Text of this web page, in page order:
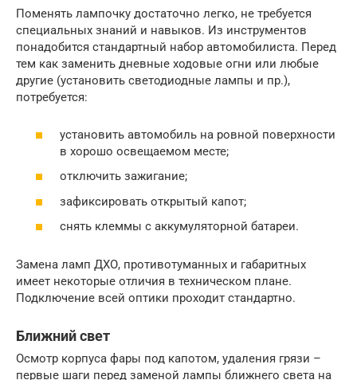
Поменять лампочку достаточно легко, не требуется
специальных знаний и навыков. Из инструментов
понадобится стандартный набор автомобилиста. Перед
тем как заменить дневные ходовые огни или любые
другие (установить светодиодные лампы и пр.),
потребуется:
установить автомобиль на ровной поверхности
в хорошо освещаемом месте;
отключить зажигание;
зафиксировать открытый капот;
снять клеммы с аккумуляторной батареи.
Замена ламп ДХО, противотуманных и габаритных
имеет некоторые отличия в техническом плане.
Подключение всей оптики проходит стандартно.
Ближний свет
Осмотр корпуса фары под капотом, удаления грязи –
первые шаги перед заменой лампы ближнего света на